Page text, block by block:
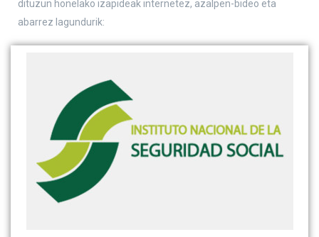
dituzun honelako izapideak internetez, azalpen-bideo eta
abarrez lagundurik: